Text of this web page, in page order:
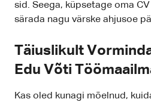
sid. Seega, küpsetage oma
särada nagu värske ahjusoe
Täiuslikult
Edu Võti
Kas oled kunagi mõelnud,